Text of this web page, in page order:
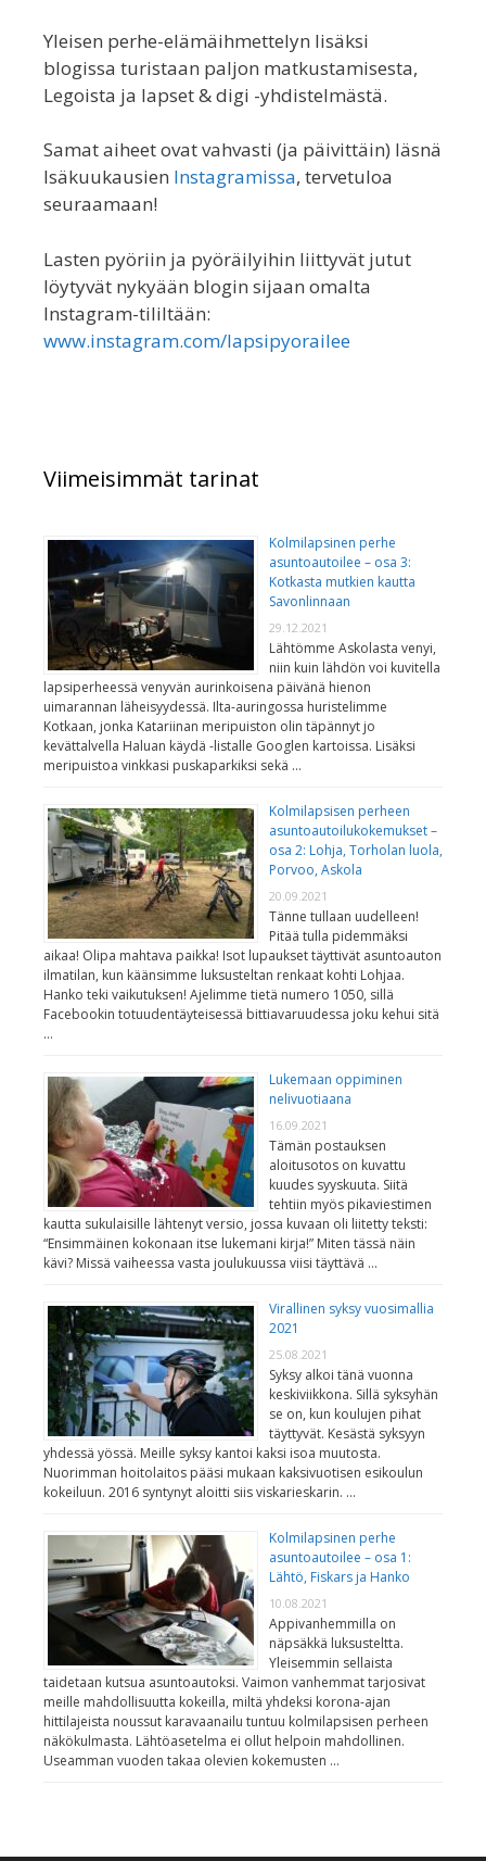
Yleisen perhe-elämäihmettelyn lisäksi
blogissa turistaan paljon matkustamisesta,
Legoista ja lapset & digi -yhdistelmästä.
Samat aiheet ovat vahvasti (ja päivittäin) läsnä
Isäkuukausien Instagramissa, tervetuloa
seuraamaan!
Lasten pyöriin ja pyöräilyihin liittyvät jutut
löytyvät nykyään blogin sijaan omalta
Instagram-tililtään:
www.instagram.com/lapsipyorailee
Viimeisimmät tarinat
Kolmilapsinen perhe
asuntoautoilee – osa 3:
Kotkasta mutkien kautta
Savonlinnaan
29.12.2021
Lähtömme Askolasta venyi,
niin kuin lähdön voi kuvitella
lapsiperheessä venyvän aurinkoisena päivänä hienon
uimarannan läheisyydessä. Ilta-auringossa huristelimme
Kotkaan, jonka Katariinan meripuiston olin täpännyt jo
kevättalvella Haluan käydä -listalle Googlen kartoissa. Lisäksi
meripuistoa vinkkasi puskaparkiksi sekä …
Kolmilapsisen perheen
asuntoautoilukokemukset –
osa 2: Lohja, Torholan luola,
Porvoo, Askola
20.09.2021
Tänne tullaan uudelleen!
Pitää tulla pidemmäksi
aikaa! Olipa mahtava paikka! Isot lupaukset täyttivät asuntoauton
ilmatilan, kun käänsimme luksusteltan renkaat kohti Lohjaa.
Hanko teki vaikutuksen! Ajelimme tietä numero 1050, sillä
Facebookin totuudentäyteisessä bittiavaruudessa joku kehui sitä
…
Lukemaan oppiminen
nelivuotiaana
16.09.2021
Tämän postauksen
aloitusotos on kuvattu
kuudes syyskuuta. Siitä
tehtiin myös pikaviestimen
kautta sukulaisille lähtenyt versio, jossa kuvaan oli liitetty teksti:
“Ensimmäinen kokonaan itse lukemani kirja!” Miten tässä näin
kävi? Missä vaiheessa vasta joulukuussa viisi täyttävä …
Virallinen syksy vuosimallia
2021
25.08.2021
Syksy alkoi tänä vuonna
keskiviikkona. Sillä syksyhän
se on, kun koulujen pihat
täyttyvät. Kesästä syksyyn
yhdessä yössä. Meille syksy kantoi kaksi isoa muutosta.
Nuorimman hoitolaitos pääsi mukaan kaksivuotisen esikoulun
kokeiluun. 2016 syntynyt aloitti siis viskarieskarin. …
Kolmilapsinen perhe
asuntoautoilee – osa 1:
Lähtö, Fiskars ja Hanko
10.08.2021
Appivanhemmilla on
näpsäkkä luksusteltta.
Yleisemmin sellaista
taidetaan kutsua asuntoautoksi. Vaimon vanhemmat tarjosivat
meille mahdollisuutta kokeilla, miltä yhdeksi korona-ajan
hittilajeista noussut karavaanailu tuntuu kolmilapsisen perheen
näkökulmasta. Lähtöasetelma ei ollut helpoin mahdollinen.
Useamman vuoden takaa olevien kokemusten …